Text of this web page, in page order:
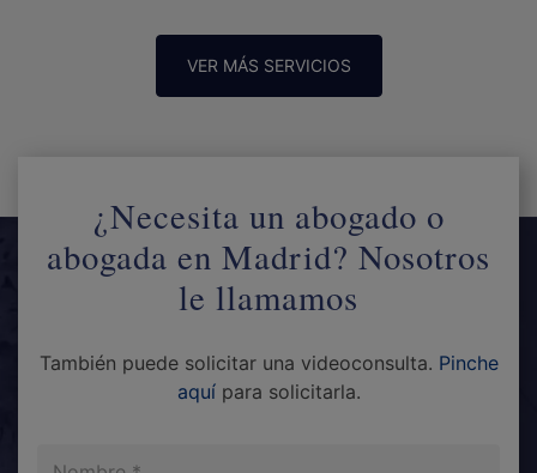
VER MÁS SERVICIOS
¿Necesita un abogado o
abogada en Madrid? Nosotros
le llamamos
También puede solicitar una videoconsulta. Pinche
aquípara solicitarla.